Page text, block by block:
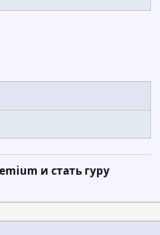
и стать гуру